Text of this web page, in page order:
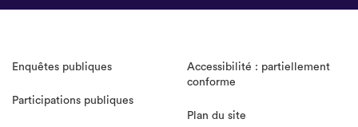
Enquêtes publiques
Participations publiques
Accessibilité : partiellement
conforme
Plan du site